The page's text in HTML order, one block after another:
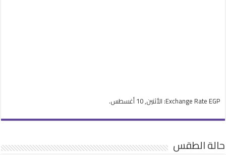
Exchange Rate EGP : الأثنين, 10 أغسطس.
حالة الطقس